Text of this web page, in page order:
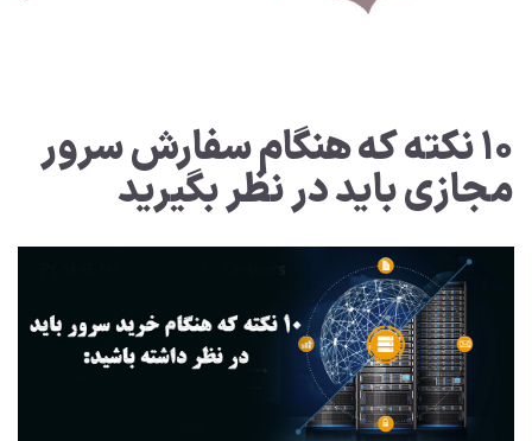
۱۰ نکته که هنگام سفارش سرور
مجازی باید در نظر بگیرید